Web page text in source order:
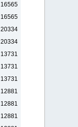
16565
16565
20334
20334
13731
13731
13731
12881
12881
12881